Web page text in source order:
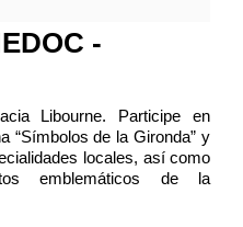
595€
-
Libourne. Participe en
“Símbolos de la Gironda” y
locales, así como
emblemáticos de la